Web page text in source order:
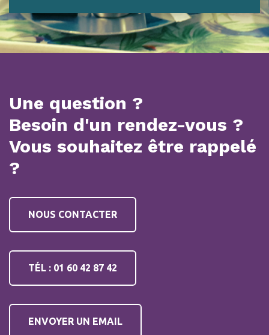
Une question ?
Besoin d'un rendez-vous ?
Vous souhaitez être rappelé
?
NOUS CONTACTER
TÉL : 01 60 42 87 42
ENVOYER UN EMAIL